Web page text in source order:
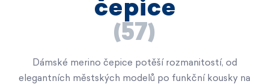
čepice
(57)
Dámské merino čepice potěší rozmanitostí, od
elegantních městských modelů po funkční kousky na